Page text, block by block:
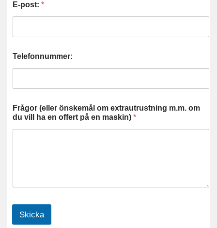
E-post: *
Telefonnummer:
Frågor (eller önskemål om extrautrustning m.m. om
du vill ha en offert på en maskin) *
Skicka